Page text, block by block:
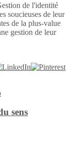
de l'identité
soucieuses de leur
de la plus-value
gestion de leur
sens